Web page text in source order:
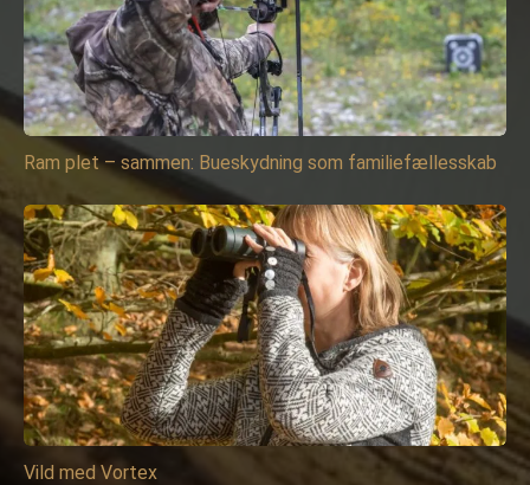
Ram plet – sammen: Bueskydning som familiefællesskab
Vild med Vortex